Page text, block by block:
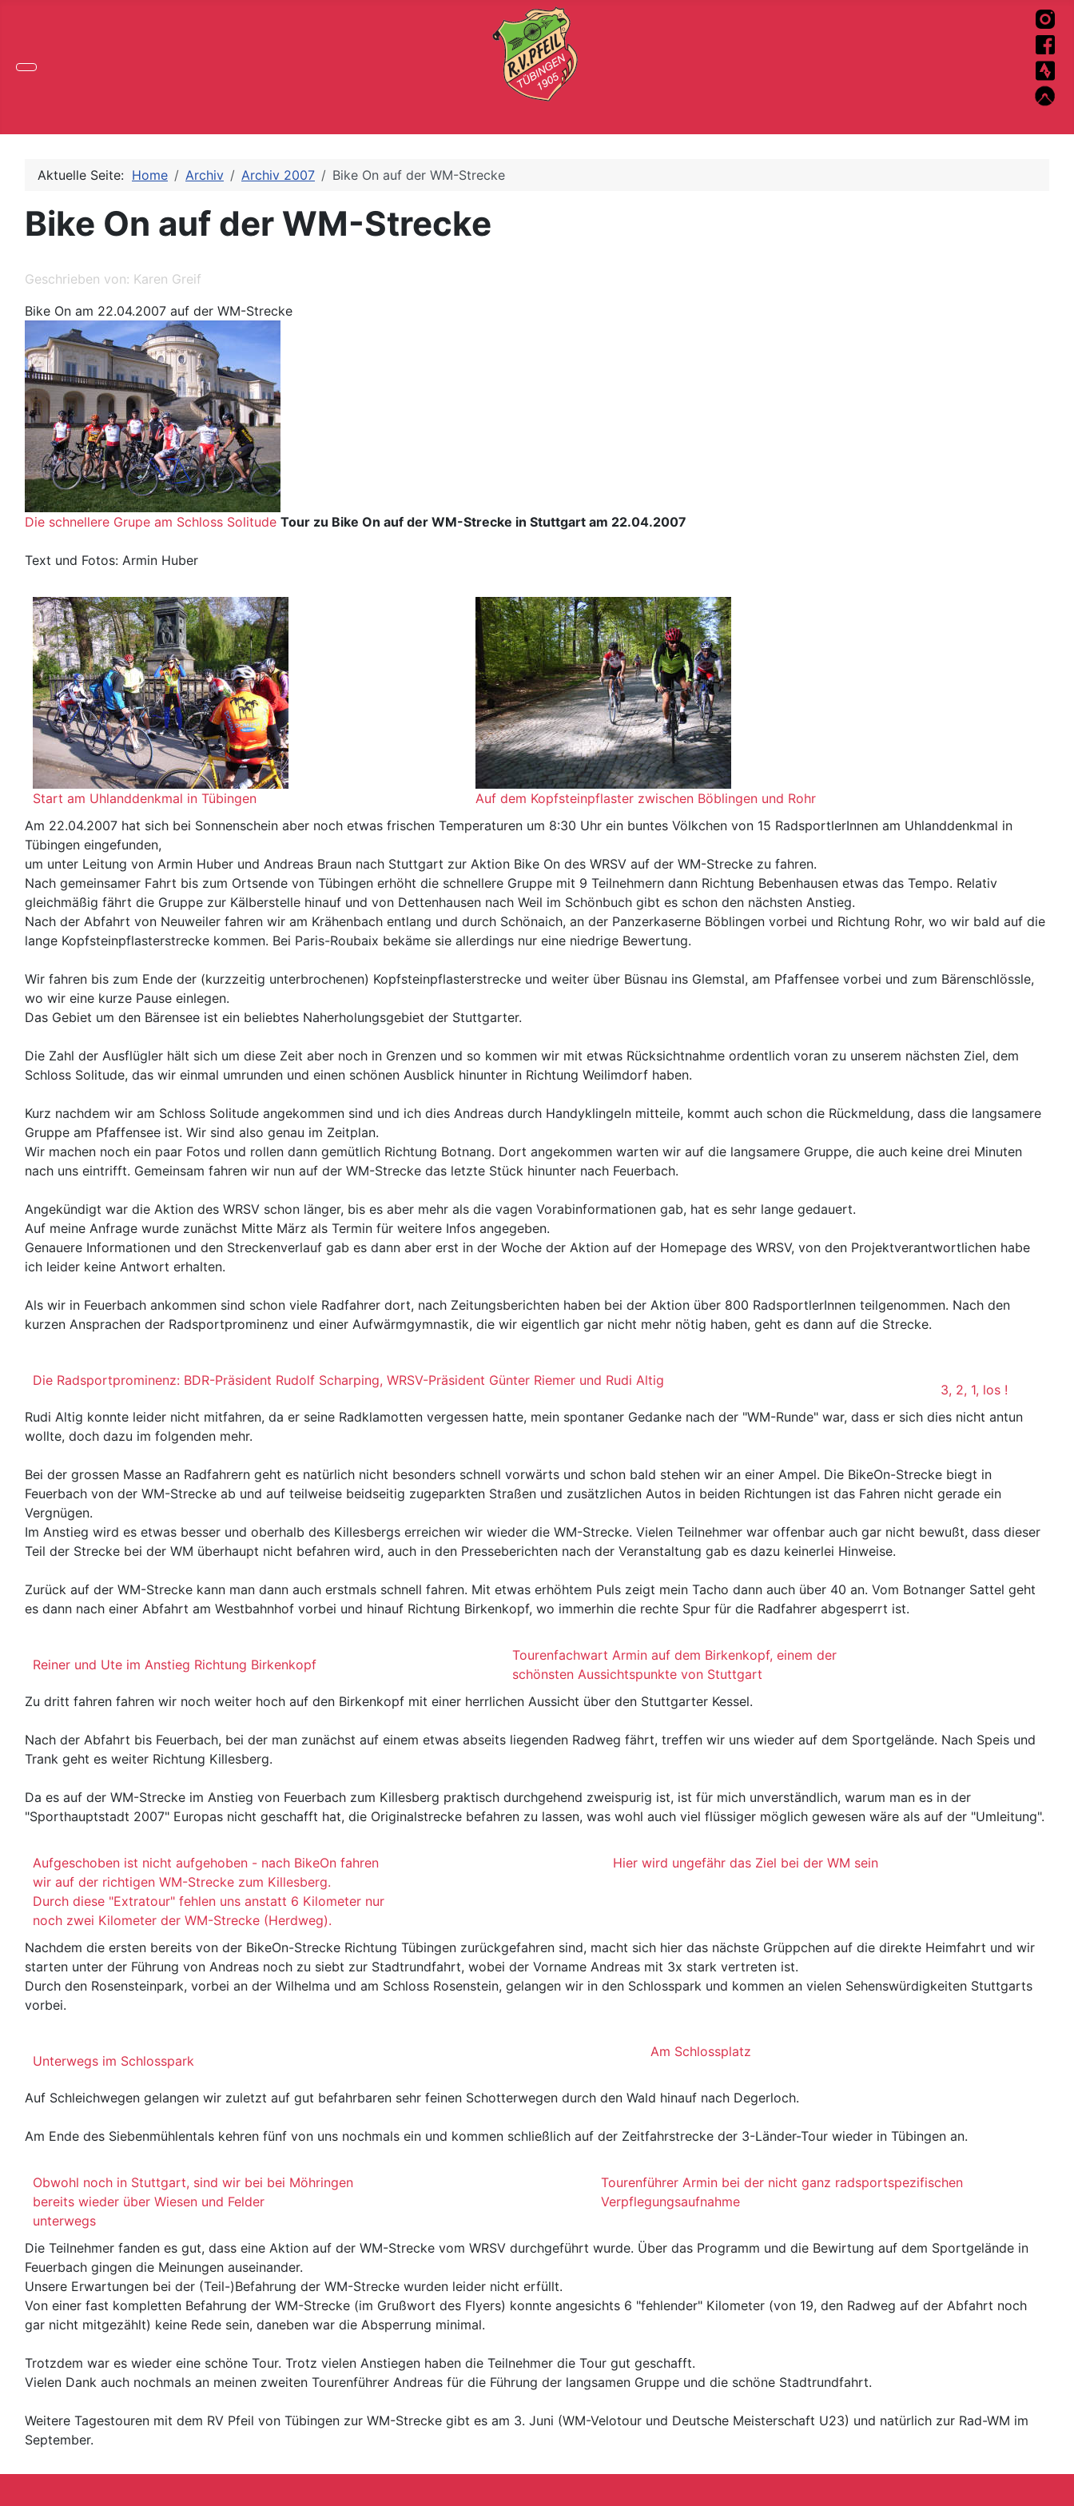
Aktuelle Seite: Home Archiv Archiv 2007 Bike On auf der WM-Strecke
Bike On auf der WM-Strecke
Geschrieben von: Karen Greif
Bike On am 22.04.2007 auf der WM-Strecke
Die schnellere Grupe am Schloss Solitude Tour zu Bike On auf der WM-Strecke in Stuttgart am 22.04.2007
Text und Fotos: Armin Huber
Start am Uhlanddenkmal in Tübingen
Auf dem Kopfsteinpflaster zwischen Böblingen und Rohr
Am 22.04.2007 hat sich bei Sonnenschein aber noch etwas frischen Temperaturen um 8:30 Uhr ein buntes Völkchen von 15 RadsportlerInnen am Uhlanddenkmal in
Tübingen eingefunden,
um unter Leitung von Armin Huber und Andreas Braun nach Stuttgart zur Aktion Bike On des WRSV auf der WM-Strecke zu fahren.
Nach gemeinsamer Fahrt bis zum Ortsende von Tübingen erhöht die schnellere Gruppe mit 9 Teilnehmern dann Richtung Bebenhausen etwas das Tempo. Relativ
gleichmäßig fährt die Gruppe zur Kälberstelle hinauf und von Dettenhausen nach Weil im Schönbuch gibt es schon den nächsten Anstieg.
Nach der Abfahrt von Neuweiler fahren wir am Krähenbach entlang und durch Schönaich, an der Panzerkaserne Böblingen vorbei und Richtung Rohr, wo wir bald auf die
lange Kopfsteinpflasterstrecke kommen. Bei Paris-Roubaix bekäme sie allerdings nur eine niedrige Bewertung.
Wir fahren bis zum Ende der (kurzzeitig unterbrochenen) Kopfsteinpflasterstrecke und weiter über Büsnau ins Glemstal, am Pfaffensee vorbei und zum Bärenschlössle,
wo wir eine kurze Pause einlegen.
Das Gebiet um den Bärensee ist ein beliebtes Naherholungsgebiet der Stuttgarter.
Die Zahl der Ausflügler hält sich um diese Zeit aber noch in Grenzen und so kommen wir mit etwas Rücksichtnahme ordentlich voran zu unserem nächsten Ziel, dem
Schloss Solitude, das wir einmal umrunden und einen schönen Ausblick hinunter in Richtung Weilimdorf haben.
Kurz nachdem wir am Schloss Solitude angekommen sind und ich dies Andreas durch Handyklingeln mitteile, kommt auch schon die Rückmeldung, dass die langsamere
Gruppe am Pfaffensee ist. Wir sind also genau im Zeitplan.
Wir machen noch ein paar Fotos und rollen dann gemütlich Richtung Botnang. Dort angekommen warten wir auf die langsamere Gruppe, die auch keine drei Minuten
nach uns eintrifft. Gemeinsam fahren wir nun auf der WM-Strecke das letzte Stück hinunter nach Feuerbach.
Angekündigt war die Aktion des WRSV schon länger, bis es aber mehr als die vagen Vorabinformationen gab, hat es sehr lange gedauert.
Auf meine Anfrage wurde zunächst Mitte März als Termin für weitere Infos angegeben.
Genauere Informationen und den Streckenverlauf gab es dann aber erst in der Woche der Aktion auf der Homepage des WRSV, von den Projektverantwortlichen habe
ich leider keine Antwort erhalten.
Als wir in Feuerbach ankommen sind schon viele Radfahrer dort, nach Zeitungsberichten haben bei der Aktion über 800 RadsportlerInnen teilgenommen. Nach den
kurzen Ansprachen der Radsportprominenz und einer Aufwärmgymnastik, die wir eigentlich gar nicht mehr nötig haben, geht es dann auf die Strecke.
Die Radsportprominenz: BDR-Präsident Rudolf Scharping, WRSV-Präsident Günter Riemer und Rudi Altig
3, 2, 1, los !
Rudi Altig konnte leider nicht mitfahren, da er seine Radklamotten vergessen hatte, mein spontaner Gedanke nach der "WM-Runde" war, dass er sich dies nicht antun
wollte, doch dazu im folgenden mehr.
Bei der grossen Masse an Radfahrern geht es natürlich nicht besonders schnell vorwärts und schon bald stehen wir an einer Ampel. Die BikeOn-Strecke biegt in
Feuerbach von der WM-Strecke ab und auf teilweise beidseitig zugeparkten Straßen und zusätzlichen Autos in beiden Richtungen ist das Fahren nicht gerade ein
Vergnügen.
Im Anstieg wird es etwas besser und oberhalb des Killesbergs erreichen wir wieder die WM-Strecke. Vielen Teilnehmer war offenbar auch gar nicht bewußt, dass dieser
Teil der Strecke bei der WM überhaupt nicht befahren wird, auch in den Presseberichten nach der Veranstaltung gab es dazu keinerlei Hinweise.
Zurück auf der WM-Strecke kann man dann auch erstmals schnell fahren. Mit etwas erhöhtem Puls zeigt mein Tacho dann auch über 40 an. Vom Botnanger Sattel geht
es dann nach einer Abfahrt am Westbahnhof vorbei und hinauf Richtung Birkenkopf, wo immerhin die rechte Spur für die Radfahrer abgesperrt ist.
Reiner und Ute im Anstieg Richtung Birkenkopf
Tourenfachwart Armin auf dem Birkenkopf, einem der
schönsten Aussichtspunkte von Stuttgart
Zu dritt fahren fahren wir noch weiter hoch auf den Birkenkopf mit einer herrlichen Aussicht über den Stuttgarter Kessel.
Nach der Abfahrt bis Feuerbach, bei der man zunächst auf einem etwas abseits liegenden Radweg fährt, treffen wir uns wieder auf dem Sportgelände. Nach Speis und
Trank geht es weiter Richtung Killesberg.
Da es auf der WM-Strecke im Anstieg von Feuerbach zum Killesberg praktisch durchgehend zweispurig ist, ist für mich unverständlich, warum man es in der
"Sporthauptstadt 2007" Europas nicht geschafft hat, die Originalstrecke befahren zu lassen, was wohl auch viel flüssiger möglich gewesen wäre als auf der "Umleitung".
Aufgeschoben ist nicht aufgehoben - nach BikeOn fahren
wir auf der richtigen WM-Strecke zum Killesberg.
Durch diese "Extratour" fehlen uns anstatt 6 Kilometer nur
noch zwei Kilometer der WM-Strecke (Herdweg).
Hier wird ungefähr das Ziel bei der WM sein
Nachdem die ersten bereits von der BikeOn-Strecke Richtung Tübingen zurückgefahren sind, macht sich hier das nächste Grüppchen auf die direkte Heimfahrt und wir
starten unter der Führung von Andreas noch zu siebt zur Stadtrundfahrt, wobei der Vorname Andreas mit 3x stark vertreten ist.
Durch den Rosensteinpark, vorbei an der Wilhelma und am Schloss Rosenstein, gelangen wir in den Schlosspark und kommen an vielen Sehenswürdigkeiten Stuttgarts
vorbei.
Unterwegs im Schlosspark
Am Schlossplatz
Auf Schleichwegen gelangen wir zuletzt auf gut befahrbaren sehr feinen Schotterwegen durch den Wald hinauf nach Degerloch.
Am Ende des Siebenmühlentals kehren fünf von uns nochmals ein und kommen schließlich auf der Zeitfahrstrecke der 3-Länder-Tour wieder in Tübingen an.
Obwohl noch in Stuttgart, sind wir bei bei Möhringen
bereits wieder über Wiesen und Felder
unterwegs
Tourenführer Armin bei der nicht ganz radsportspezifischen
Verpflegungsaufnahme
Die Teilnehmer fanden es gut, dass eine Aktion auf der WM-Strecke vom WRSV durchgeführt wurde. Über das Programm und die Bewirtung auf dem Sportgelände in
Feuerbach gingen die Meinungen auseinander.
Unsere Erwartungen bei der (Teil-)Befahrung der WM-Strecke wurden leider nicht erfüllt.
Von einer fast kompletten Befahrung der WM-Strecke (im Grußwort des Flyers) konnte angesichts 6 "fehlender" Kilometer (von 19, den Radweg auf der Abfahrt noch
gar nicht mitgezählt) keine Rede sein, daneben war die Absperrung minimal.
Trotzdem war es wieder eine schöne Tour. Trotz vielen Anstiegen haben die Teilnehmer die Tour gut geschafft.
Vielen Dank auch nochmals an meinen zweiten Tourenführer Andreas für die Führung der langsamen Gruppe und die schöne Stadtrundfahrt.
Weitere Tagestouren mit dem RV Pfeil von Tübingen zur WM-Strecke gibt es am 3. Juni (WM-Velotour und Deutsche Meisterschaft U23) und natürlich zur Rad-WM im
September.